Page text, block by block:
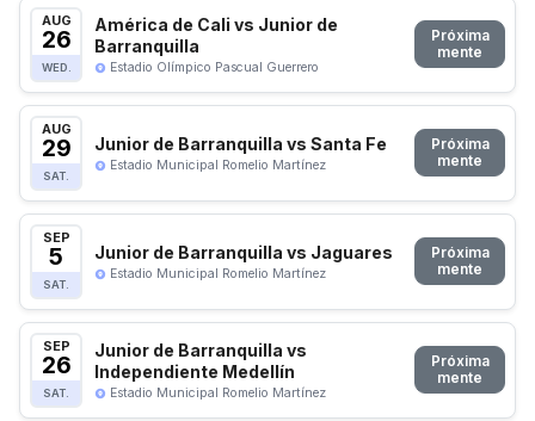
AUG
26
WED.
América de Cali vs Junior de
Barranquilla
Estadio Olímpico Pascual Guerrero
Próxima
mente
AUG
29
SAT.
Junior de Barranquilla vs Santa Fe
Estadio Municipal Romelio Martínez
Próxima
mente
SEP
5
SAT.
Junior de Barranquilla vs Jaguares
Estadio Municipal Romelio Martínez
Próxima
mente
SEP
26
SAT.
Junior de Barranquilla vs
Independiente Medellín
Estadio Municipal Romelio Martínez
Próxima
mente